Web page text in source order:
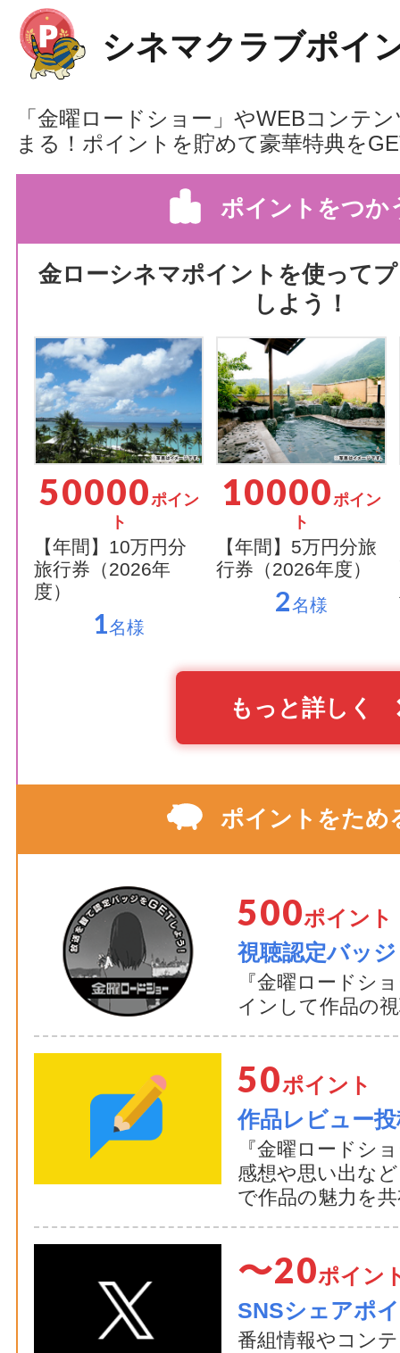
シネマクラブポイ
「金曜ロードショー」やWEBコンテ
まる！ポイントを貯めて豪華特典を
ポイントをつか
金ローシネマポイントを使って
しよう！
50000ポイン
ト
【年間】10万円分
旅行券（2026年
度）
1名様
10000ポイン
ト
【年間】5万円分旅
行券（2026年度）
2名様
もっと詳しく
ポイントをため
500ポイント
視聴認定バッジ
『金曜ロードシ
インして作品の
50ポイント
作品レビュー
『金曜ロードシ
感想や思い出な
で作品の魅力を
〜20ポイン
SNSシェアポ
番組情報やコン